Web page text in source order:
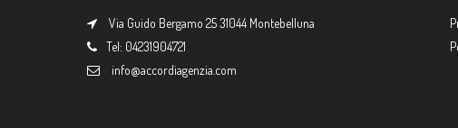
Via Guido Bergamo 25 31044 Montebelluna
Tel: 04231904721
info@accordiagenzia.com